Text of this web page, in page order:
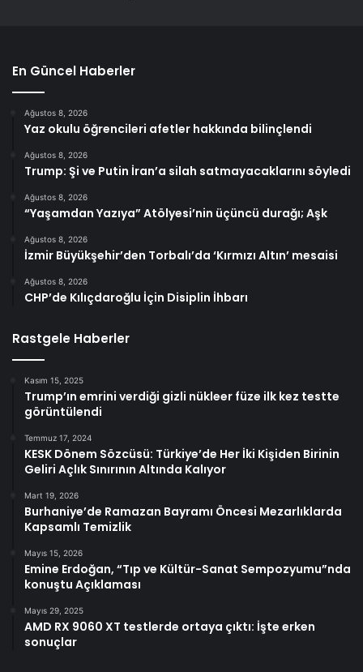
En Güncel Haberler
Ağustos 8, 2026
Yaz okulu öğrencileri afetler hakkında bilinçlendi
Ağustos 8, 2026
Trump: Şi ve Putin İran’a silah satmayacaklarını söyledi
Ağustos 8, 2026
“Yaşamdan Yazıya” Atölyesi’nin üçüncü durağı; Aşk
Ağustos 8, 2026
İzmir Büyükşehir’den Torbalı’da ‘Kırmızı Altın’ mesaisi
Ağustos 8, 2026
CHP’de Kılıçdaroğlu İçin Disiplin İhbarı
Rastgele Haberler
Kasım 15, 2025
Trump’ın emrini verdiği gizli nükleer füze ilk kez testte
görüntülendi
Temmuz 17, 2024
KESK Dönem Sözcüsü: Türkiye’de Her İki Kişiden Birinin
Geliri Açlık Sınırının Altında Kalıyor
Mart 19, 2026
Burhaniye’de Ramazan Bayramı Öncesi Mezarlıklarda
Kapsamlı Temizlik
Mayıs 15, 2026
Emine Erdoğan, “Tıp ve Kültür-Sanat Sempozyumu”nda
konuştu Açıklaması
Mayıs 29, 2025
AMD RX 9060 XT testlerde ortaya çıktı: İşte erken
sonuçlar